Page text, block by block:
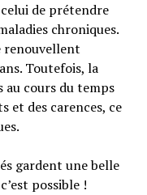
de prétendre
chroniques.
renouvellent
Toutefois, la
au cours du temps
et des carences, ce
gardent une belle
possible !